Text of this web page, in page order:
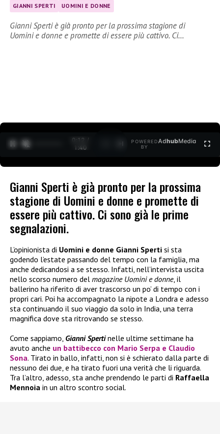
GIANNI SPERTI UOMINI E DONNE
Gianni Sperti è già pronto per la prossima stagione di
Uomini e donne e promette di essere più cattivo. Ci…
0:12 /
1:40
POWERED
BY
AdhubMedia
Gianni Sperti è già pronto per la prossima
stagione di Uomini e donne e promette di
essere più cattivo. Ci sono già le prime
segnalazioni.
L’opinionista di Uomini e donne Gianni Sperti si sta
godendo l’estate passando del tempo con la famiglia, ma
anche dedicandosi a se stesso. Infatti, nell’intervista uscita
nello scorso numero del magazine Uomini e donne, il
ballerino ha riferito di aver trascorso un po’ di tempo con i
propri cari. Poi ha accompagnato la nipote a Londra e adesso
sta continuando il suo viaggio da solo in India, una terra
magnifica dove sta ritrovando se stesso.
Come sappiamo, Gianni Spertinelle ultime settimane ha
avuto anche un battibecco con Mario Serpa e Claudio
Sona. Tirato in ballo, infatti, non si è schierato dalla parte di
nessuno dei due, e ha tirato fuori una verità che li riguarda.
Tra l’altro, adesso, sta anche prendendo le parti di Raffaella
Mennoia in un altro scontro social.